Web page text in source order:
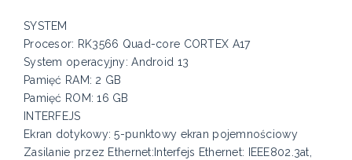
SYSTEM
Procesor: RK3566 Quad-core CORTEX A17
System operacyjny: Android 13
Pamięć RAM: 2 GB
Pamięć ROM: 16 GB
INTERFEJS
Ekran dotykowy: 5-punktowy ekran pojemnościowy
Zasilanie przez Ethernet:Interfejs Ethernet: IEEE802.3at,